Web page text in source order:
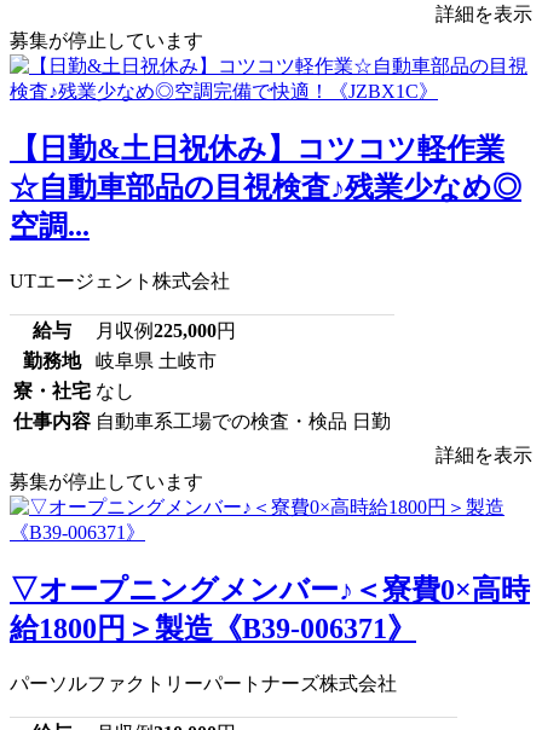
詳細を表示
募集が停止しています
【日勤&土日祝休み】コツコツ軽作業
☆自動車部品の目視検査♪残業少なめ◎
空調...
UTエージェント株式会社
給与 月収例225,000円
勤務地
岐阜県 土岐市
寮・社宅 なし
仕事内容 自動車系工場での検査・検品 日勤
詳細を表示
募集が停止しています
▽オープニングメンバー♪＜寮費0×高時
給1800円＞製造《B39-006371》
パーソルファクトリーパートナーズ株式会社